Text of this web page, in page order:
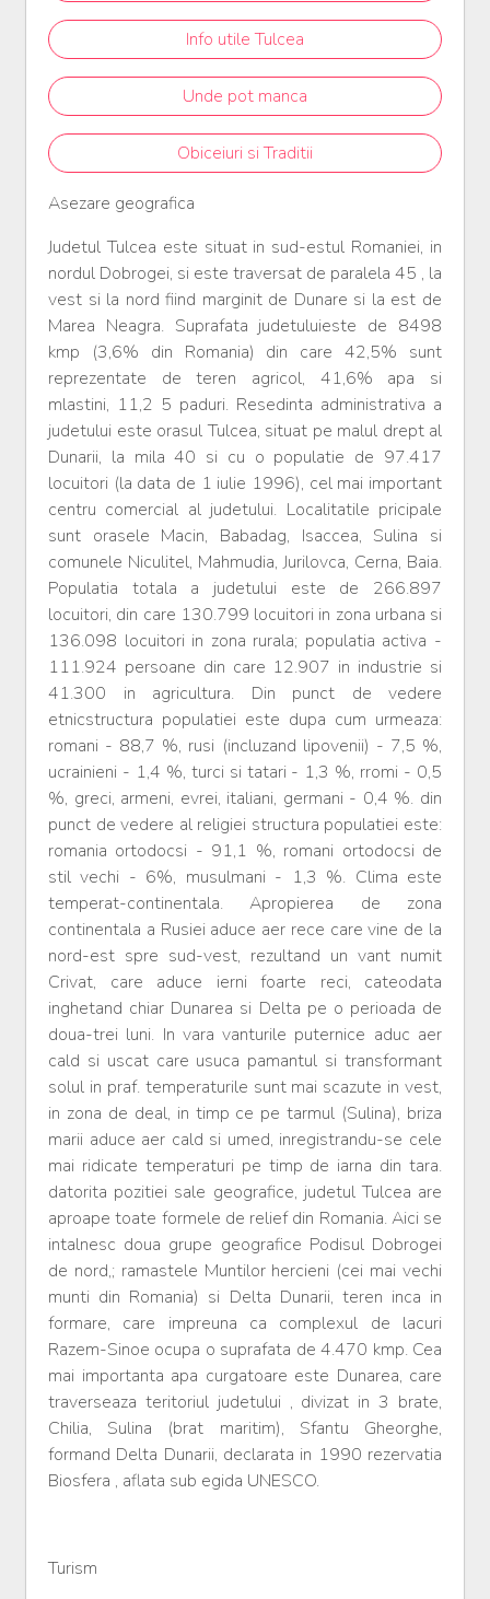
Info utile Tulcea
Unde pot manca
Obiceiuri si Traditii
Asezare geografica
Judetul Tulcea este situat in sud-estul Romaniei, in
nordul Dobrogei, si este traversat de paralela 45 , la
vest si la nord fiind marginit de Dunare si la est de
Marea Neagra. Suprafata judetuluieste de 8498
kmp (3,6% din Romania) din care 42,5% sunt
reprezentate de teren agricol, 41,6% apa si
mlastini, 11,2 5 paduri. Resedinta administrativa a
judetului este orasul Tulcea, situat pe malul drept al
Dunarii, la mila 40 si cu o populatie de 97.417
locuitori (la data de 1 iulie 1996), cel mai important
centru comercial al judetului. Localitatile pricipale
sunt orasele Macin, Babadag, Isaccea, Sulina si
comunele Niculitel, Mahmudia, Jurilovca, Cerna, Baia.
Populatia totala a judetului este de 266.897
locuitori, din care 130.799 locuitori in zona urbana si
136.098 locuitori in zona rurala; populatia activa -
111.924 persoane din care 12.907 in industrie si
41.300 in agricultura. Din punct de vedere
etnicstructura populatiei este dupa cum urmeaza:
romani - 88,7 %, rusi (incluzand lipovenii) - 7,5 %,
ucrainieni - 1,4 %, turci si tatari - 1,3 %, rromi - 0,5
%, greci, armeni, evrei, italiani, germani - 0,4 %. din
punct de vedere al religiei structura populatiei este:
romania ortodocsi - 91,1 %, romani ortodocsi de
stil vechi - 6%, musulmani - 1,3 %. Clima este
temperat-continentala. Apropierea de zona
continentala a Rusiei aduce aer rece care vine de la
nord-est spre sud-vest, rezultand un vant numit
Crivat, care aduce ierni foarte reci, cateodata
inghetand chiar Dunarea si Delta pe o perioada de
doua-trei luni. In vara vanturile puternice aduc aer
cald si uscat care usuca pamantul si transformant
solul in praf. temperaturile sunt mai scazute in vest,
in zona de deal, in timp ce pe tarmul (Sulina), briza
marii aduce aer cald si umed, inregistrandu-se cele
mai ridicate temperaturi pe timp de iarna din tara.
datorita pozitiei sale geografice, judetul Tulcea are
aproape toate formele de relief din Romania. Aici se
intalnesc doua grupe geografice Podisul Dobrogei
de nord,; ramastele Muntilor hercieni (cei mai vechi
munti din Romania) si Delta Dunarii, teren inca in
formare, care impreuna ca complexul de lacuri
Razem-Sinoe ocupa o suprafata de 4.470 kmp. Cea
mai importanta apa curgatoare este Dunarea, care
traverseaza teritoriul judetului , divizat in 3 brate,
Chilia, Sulina (brat maritim), Sfantu Gheorghe,
formand Delta Dunarii, declarata in 1990 rezervatia
Biosfera , aflata sub egida UNESCO.
Turism